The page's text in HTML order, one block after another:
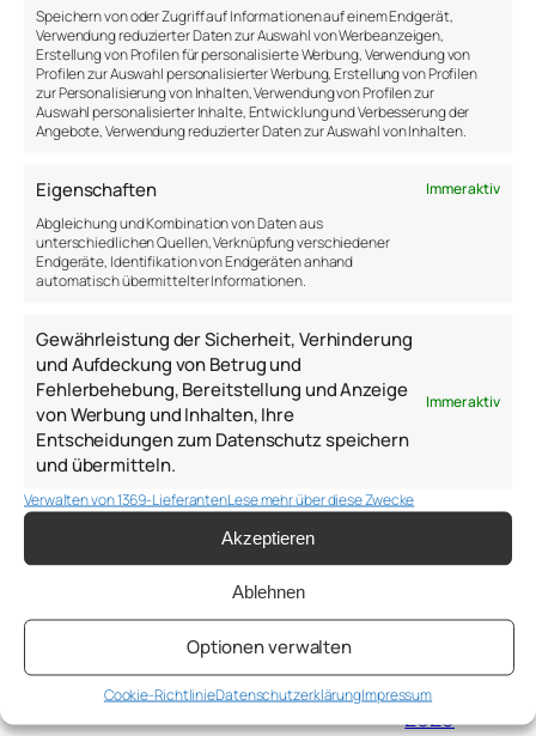
Speichern von oder Zugriff auf Informationen auf einem Endgerät,
Verwendung reduzierter Daten zur Auswahl von Werbeanzeigen,
Erstellung von Profilen für personalisierte Werbung, Verwendung von
Profilen zur Auswahl personalisierter Werbung, Erstellung von Profilen
zur Personalisierung von Inhalten, Verwendung von Profilen zur
Auswahl personalisierter Inhalte, Entwicklung und Verbesserung der
Angebote, Verwendung reduzierter Daten zur Auswahl von Inhalten.
Eigenschaften
Immer aktiv
Abgleichung und Kombination von Daten aus
unterschiedlichen Quellen, Verknüpfung verschiedener
Endgeräte, Identifikation von Endgeräten anhand
automatisch übermittelter Informationen.
Gewährleistung der Sicherheit, Verhinderung
und Aufdeckung von Betrug und
Fehlerbehebung, Bereitstellung und Anzeige
von Werbung und Inhalten, Ihre
Entscheidungen zum Datenschutz speichern
und übermitteln.
Immer aktiv
Verwalten von 1369-LieferantenLese mehr über diese Zwecke
Akzeptieren
Ablehnen
Optionen verwalten
Cookie-RichtlinieDatenschutzerklärungImpressum
← (Un)Klares
Problem
Folgen und Hinterfragen
→
Psychologie,
Personalentwicklung,
psychologische Beratung –
Hilfreiche Gedanken, Ideen,
Links, Bücher und Modelle des
Jahres 2025 von Anton
2026
Mental Health Workout –
Trainiere deine mentale
Gesundheit wie Muskeln
September
2025